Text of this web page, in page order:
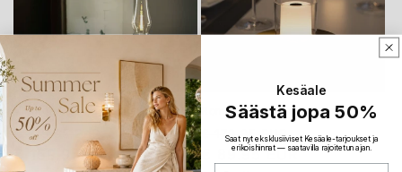
Ale
Vintage LED Lantern
Normaalihinta
€ 319.95 EUR
Alennushinta
€ 159.95 EUR
Romantica™ Candle Lamp
Normaalihinta
€ 179.95 EUR
Alennushinta
€ 89.95 EUR
Kesäale
Säästä jopa 50%
Saat nyt eksklusiiviset Kesäale-tarjoukset ja
erikoishinnat — saatavilla rajoitetun ajan.
Email